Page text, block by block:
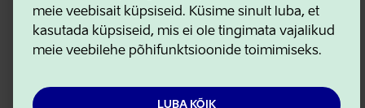
meie veebisait küpsiseid. Küsime sinult luba, et
kasutada küpsiseid, mis ei ole tingimata vajalikud
meie veebilehe põhifunktsioonide toimimiseks.
LUBA KÕIK